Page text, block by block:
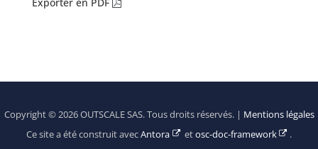
Exporter en PDF
Copyright © 2026 OUTSCALE SAS. Tous droits réservés. | Mentions légales
Ce site a été construit avecAntora etosc-doc-framework .